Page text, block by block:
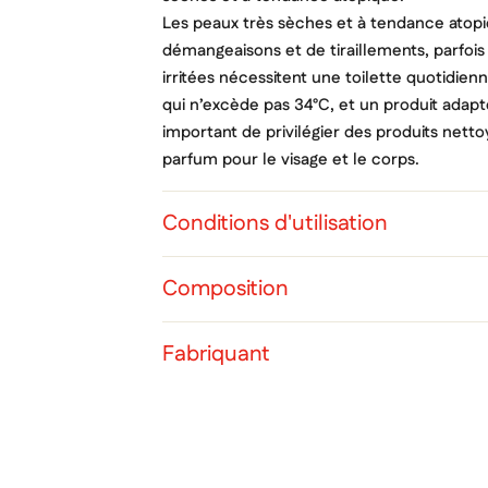
Les peaux très sèches et à tendance
démangeaisons et de tiraillements,
irritées nécessitent une toilette
qui n’excède pas 34°C, et un produit
important de privilégier des produits
parfum pour le visage et le corps.
Conditions d'utilisation
Composition
Fabriquant